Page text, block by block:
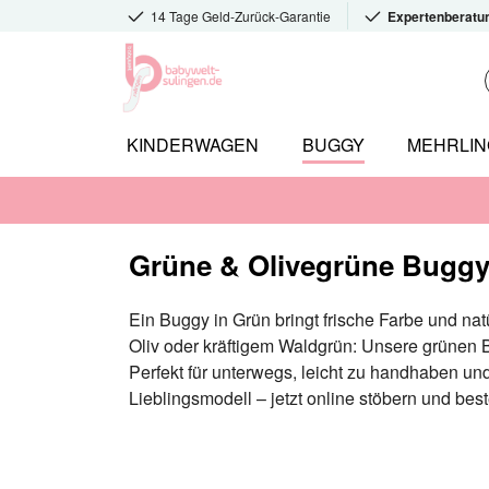
14 Tage Geld-Zurück-Garantie
KINDERWAGEN BUGGY
Grüne & Olivegrüne
Ein Buggy in Grün bringt frische Farbe und
Oliv oder kräftigem Waldgrün: Unsere
Perfekt für unterwegs, leicht zu handhaben
Lieblingsmodell – jetzt online stöbern und